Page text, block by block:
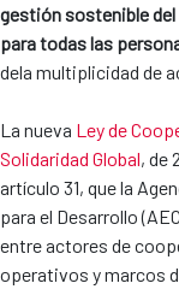
gestión sostenible del
para todas las
dela multiplicidad de
La nueva Ley de
Solidaridad Global, de
artículo 31, que la
para el Desarrollo
entre actores de
operativos y marcos